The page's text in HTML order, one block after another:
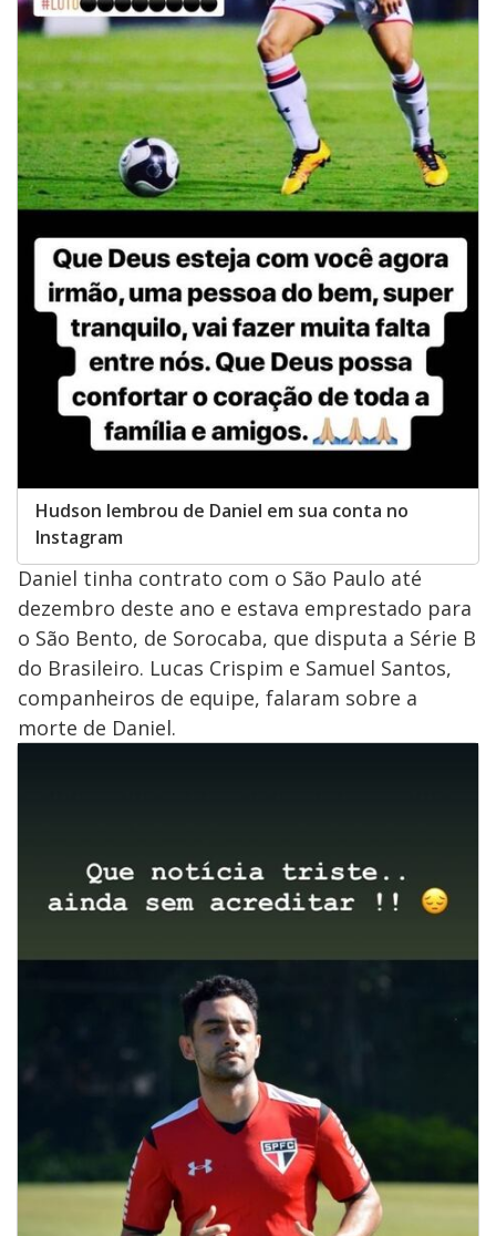
Hudson lembrou de Daniel em sua conta no
Instagram
Daniel tinha contrato com o São Paulo até
dezembro deste ano e estava emprestado para
o São Bento, de Sorocaba, que disputa a Série B
do Brasileiro. Lucas Crispim e Samuel Santos,
companheiros de equipe, falaram sobre a
morte de Daniel.